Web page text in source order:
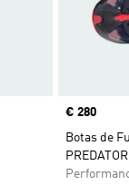
Price
€ 280
Botas de